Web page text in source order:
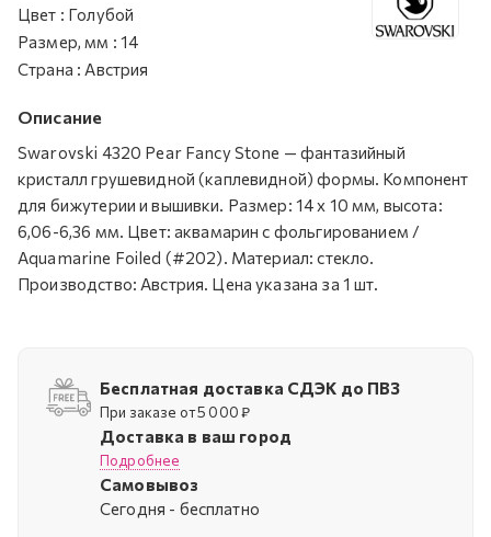
Цвет : Голубой
Размер, мм : 14
Страна : Австрия
Описание
Swarovski 4320 Pear Fancy Stone — фантазийный
кристалл грушевидной (каплевидной) формы. Компонент
для бижутерии и вышивки. Размер: 14 х 10 мм, высота:
6,06-6,36 мм. Цвет: аквамарин с фольгированием /
Aquamarine Foiled (#202). Материал: стекло.
Производство: Австрия. Цена указана за 1 шт.
Бесплатная доставка СДЭК до ПВЗ
При заказе от 5 000 ₽
Доставка в ваш город
Подробнее
Самовывоз
Cегодня - бесплатно